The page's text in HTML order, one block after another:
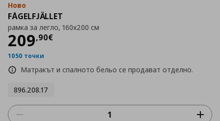
Ново
FÅGELFJÄLLET
рамка за легло, 160x200 см
209,90€
Цена209,90 €
1050 точки
Матракът и спалното бельо се продават отделно.
896.208.17